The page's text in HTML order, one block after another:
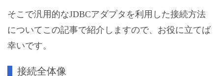
そこで汎用的なJDBCアダプタを利用した接続方法
についてこの記事で紹介しますので、お役に立てば
幸いです。
接続全体像